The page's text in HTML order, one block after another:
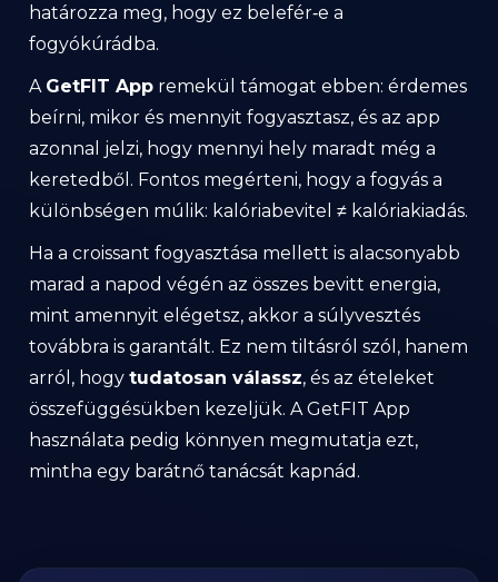
határozza meg, hogy ez belefér‑e a
fogyókúrádba.
A GetFIT App remekül támogat ebben: érdemes
beírni, mikor és mennyit fogyasztasz, és az app
azonnal jelzi, hogy mennyi hely maradt még a
keretedből. Fontos megérteni, hogy a fogyás a
különbségen múlik: kalóriabevitel ≠ kalóriakiadás.
Ha a croissant fogyasztása mellett is alacsonyabb
marad a napod végén az összes bevitt energia,
mint amennyit elégetsz, akkor a súlyvesztés
továbbra is garantált. Ez nem tiltásról szól, hanem
arról, hogy tudatosan válassz, és az ételeket
összefüggésükben kezeljük. A GetFIT App
használata pedig könnyen megmutatja ezt,
mintha egy barátnő tanácsát kapnád.